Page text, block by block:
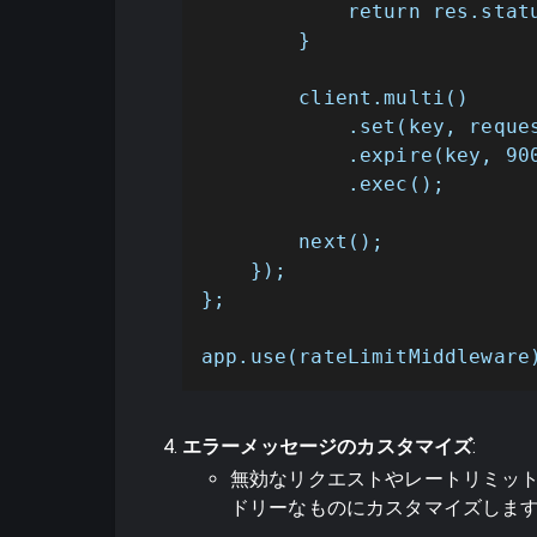
return
        }
        client.multi()
.set(key,
.expire(key,
            .exec();
        next();
    });
};
エラーメッセージのカスタマイズ:
無効なリクエストやレートリミッ
ドリーなものにカスタマイズしま